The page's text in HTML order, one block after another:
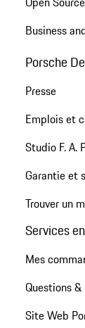
Business
Porsche
Presse
Emplois et
Studio F. A.
Garantie et
Trouver un
Services
Mes
Questions &
Site Web